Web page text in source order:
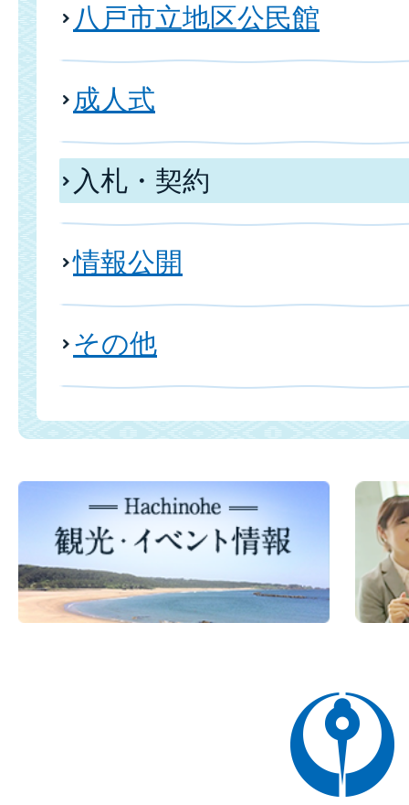
八戸市立地区公民館
成人式
入札・契約
情報公開
その他
八
戸
市